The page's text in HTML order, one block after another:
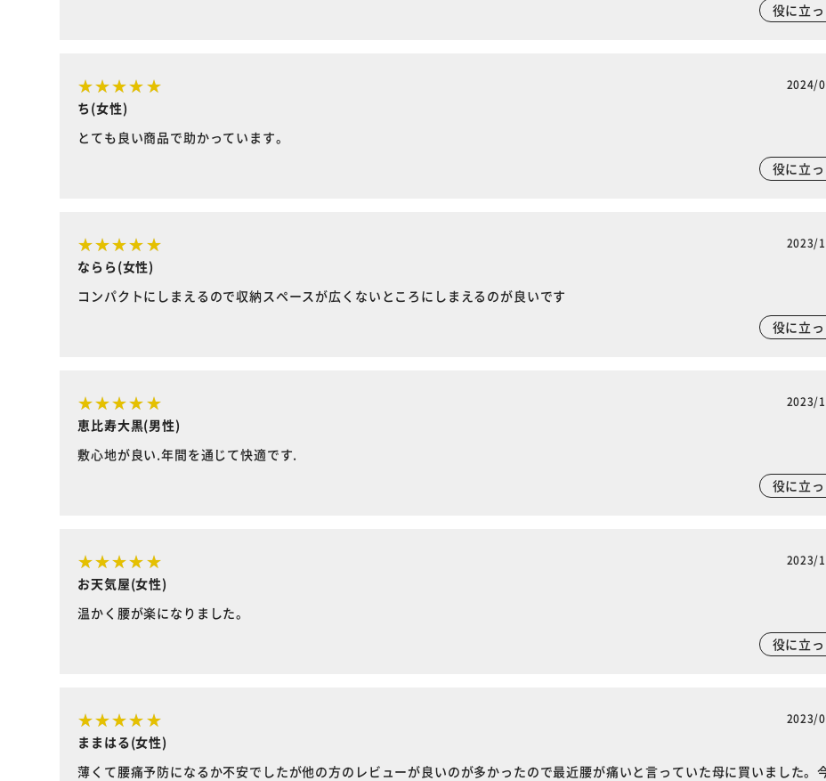
役に立
2024/
ち(女性)
とても良い商品で助かっています。
役に立
2023/
ならら(女性)
コンパクトにしまえるので収納スペースが広くないところにしまえるのが良いです
役に立
2023/
恵比寿大黒(男性)
敷心地が良い.年間を通じて快適です.
役に立
2023/
お天気屋(女性)
温かく腰が楽になりました。
役に立
2023/
ままはる(女性)
薄くて腰痛予防になるか不安でしたが他の方のレビューが良いのが多かったので最近腰が痛いと言っていた母に買いました。